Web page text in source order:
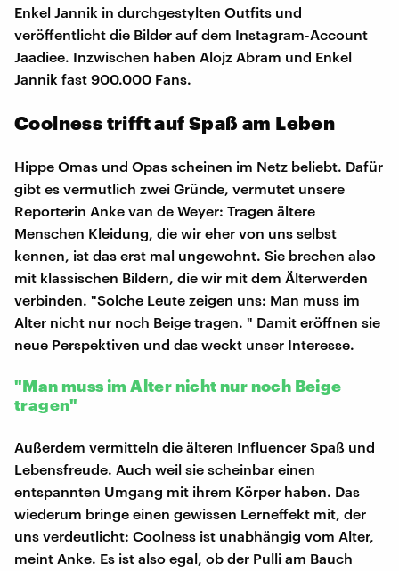
Enkel Jannik in durchgestylten Outfits und
veröffentlicht die Bilder auf dem Instagram-Account
Jaadiee. Inzwischen haben Alojz Abram und Enkel
Jannik fast 900.000 Fans.
Coolness trifft auf Spaß am Leben
Hippe Omas und Opas scheinen im Netz beliebt. Dafür
gibt es vermutlich zwei Gründe, vermutet unsere
Reporterin Anke van de Weyer: Tragen ältere
Menschen Kleidung, die wir eher von uns selbst
kennen, ist das erst mal ungewohnt. Sie brechen also
mit klassischen Bildern, die wir mit dem Älterwerden
verbinden. "Solche Leute zeigen uns: Man muss im
Alter nicht nur noch Beige tragen. " Damit eröffnen sie
neue Perspektiven und das weckt unser Interesse.
"Man muss im Alter nicht nur noch Beige
tragen"
Außerdem vermitteln die älteren Influencer Spaß und
Lebensfreude. Auch weil sie scheinbar einen
entspannten Umgang mit ihrem Körper haben. Das
wiederum bringe einen gewissen Lerneffekt mit, der
uns verdeutlicht: Coolness ist unabhängig vom Alter,
meint Anke. Es ist also egal, ob der Pulli am Bauch